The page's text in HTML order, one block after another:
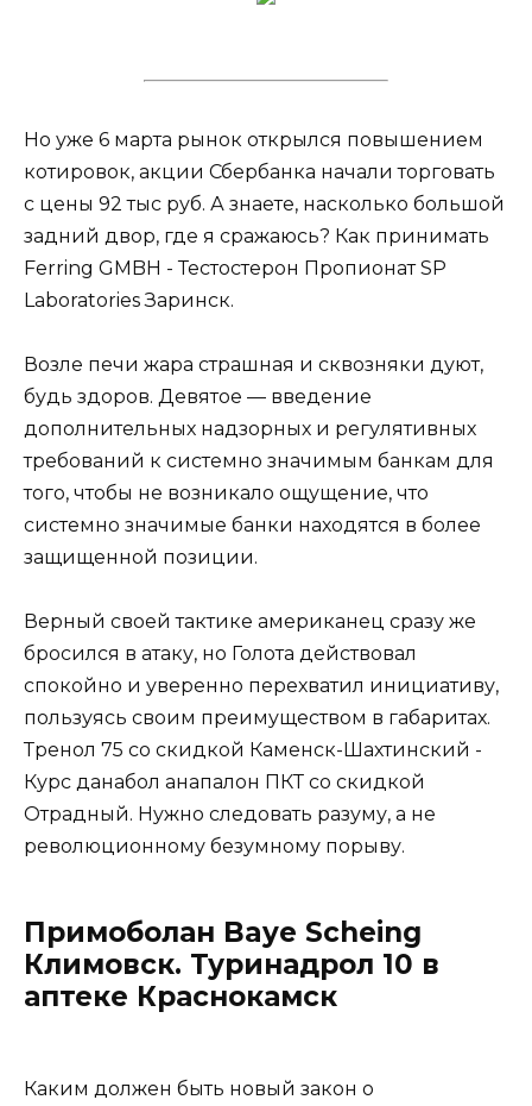
Но уже 6 марта рынок открылся повышением
котировок, акции Сбербанка начали торговать
с цены 92 тыс руб. А знаете, насколько большой
задний двор, где я сражаюсь? Как принимать
Ferring GMBH - Тестостерон Пропионат SP
Laboratories Заринск.
Возле печи жара страшная и сквозняки дуют,
будь здоров. Девятое — введение
дополнительных надзорных и регулятивных
требований к системно значимым банкам для
того, чтобы не возникало ощущение, что
системно значимые банки находятся в более
защищенной позиции.
Верный своей тактике американец сразу же
бросился в атаку, но Голота действовал
спокойно и уверенно перехватил инициативу,
пользуясь своим преимуществом в габаритах.
Тренол 75 со скидкой Каменск-Шахтинский -
Курс данабол анапалон ПКТ со скидкой
Отрадный. Нужно следовать разуму, а не
революционному безумному порыву.
Примоболан Baye Scheing
Климовск. Туринадрол 10 в
аптеке Краснокамск
Каким должен быть новый закон о